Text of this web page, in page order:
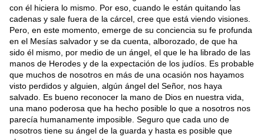
con él hiciera lo mismo. Por eso, cuando le están quitando las
cadenas y sale fuera de la cárcel, cree que está viendo visiones.
Pero, en este momento, emerge de su conciencia su fe profunda
en el Mesías salvador y se da cuenta, alborozado, de que ha
sido él mismo, por medio de un ángel, el que le ha librado de las
manos de Herodes y de la expectación de los judíos. Es probable
que muchos de nosotros en más de una ocasión nos hayamos
visto perdidos y alguien, algún ángel del Señor, nos haya
salvado. Es bueno reconocer la mano de Dios en nuestra vida,
una mano poderosa que ha hecho posible lo que a nosotros nos
parecía humanamente imposible. Seguro que cada uno de
nosotros tiene su ángel de la guarda y hasta es posible que